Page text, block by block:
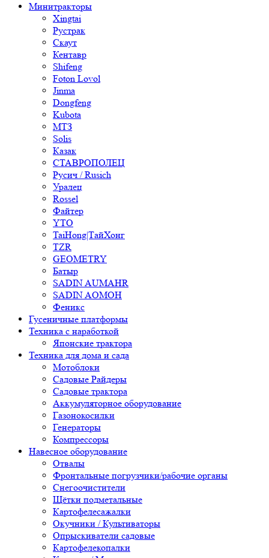
Минитракторы
Xingtai
Рустрак
Скаут
Кентавр
Shifeng
Foton Lovol
Jinma
Dongfeng
Kubota
МТЗ
Solis
Казак
СТАВРОПОЛЕЦ
Русич / Rusich
Уралец
Rossel
Файтер
YTO
TaiHong|ТайХонг
TZR
GEOMETRY
Батыр
SADIN AUMAHR
SADIN AOMOH
Феникс
Гусеничные платформы
Техника с наработкой
Японские трактора
Техника для дома и сада
Мотоблоки
Садовые Райдеры
Садовые трактора
Аккумуляторное оборудование
Газонокосилки
Генераторы
Компрессоры
Навесное оборудование
Отвалы
Фронтальные погрузчики/рабочие органы
Снегоочистители
Щётки подметальные
Картофелесажалки
Окучники / Культиваторы
Опрыскиватели садовые
Картофелекопалки